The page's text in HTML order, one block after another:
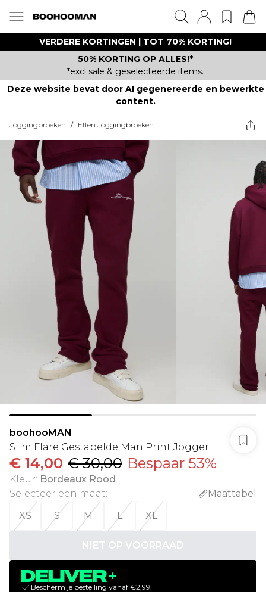
VERDERE KORTINGEN | TOT 70% KORTING!
50% KORTING OP ALLES!*
*excl sale & geselecteerde items.
Deze website bevat door AI gegenereerde en bewerkte
content.
Joggingbroeken / Effen Joggingbroeken
boohooMAN
Slim Flare Gestapelde Man Print Jogger
€ 14,00 € 30,00 Bespaar 53%
Kleur: Bordeaux Rood
Selecteer een maat:
Maattabel
XS
S M L XL
NIET OP VOORRAAD
Bescherm je bestelling vanaf €2,99.